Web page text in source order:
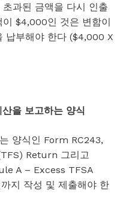
과된 금액을 다시 인출
$4,000인 것은 변함이
납부해야 한다 ($4,000 X
산을 보고하는 양식
양식인 Form RC243,
Return 그리고
A – Excess TFSA
지 작성 및 제출해야 한